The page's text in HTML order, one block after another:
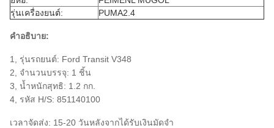
รุ่นเครื่องยนต์:
PUMA2.4
คำอธิบาย:
1, รุ่นรถยนต์: Ford Transit V348
2, จำนวนบรรจุ: 1 ชิ้น
3, น้ำหนักสุทธิ: 1.2 กก.
4, รหัส H/S: 851140100
เวลาจัดส่ง: 15-20 วันหลังจากได้รับเงินมัดจำ